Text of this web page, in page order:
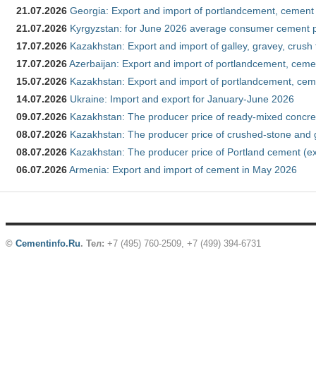
21.07.2026 Georgia: Export and import of portlandcement,
21.07.2026 Kyrgyzstan: for June 2026 average consumer cement
17.07.2026 Kazakhstan: Export and import of galley, gravey,
17.07.2026Azerbaijan: Export and import of portlandcement,
15.07.2026 Kazakhstan: Export and import of portlandcement,
14.07.2026 Ukraine: Import and export for January-June 2026
09.07.2026 Kazakhstan: The producer price of ready-mixed
08.07.2026 Kazakhstan: The producer price of crushed-stone and
08.07.2026 Kazakhstan: The producer price of Portland cement
06.07.2026Armenia: Export and import of cement in May 2026
© Cementinfo.Ru. Тел: +7 (495) 760-2509, +7 (499) 394-6731